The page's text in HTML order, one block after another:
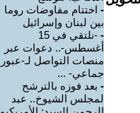
- اختتام مفاوضات روما
بين لبنان وإسرائيل
-
-نلتقي في 15
أغسطس-.. دعوات عبر
منصات التواصل لـ-عبور
جماعي- ...
- بعد فوزه بالترشح
لمجلس الشيوخ.. عبد